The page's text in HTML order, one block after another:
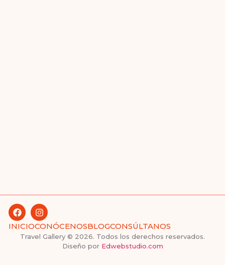
INICIOCONÓCENOSBLOGCONSÚLTANOS
Travel Gallery © 2026. Todos los derechos reservados.
Diseño por Edwebstudio.com